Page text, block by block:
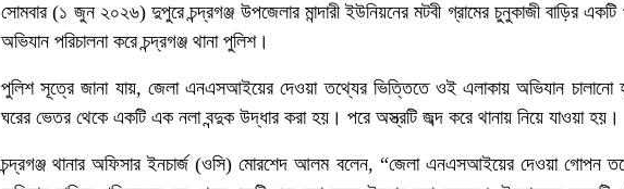
সোমবার (১ জুন ২০২৬) দুপুরে চন্দ্রগঞ্জ উপজেলার মান্দারী ইউনিয়নের মটবী গ্রামের চুনুকাজী বাড়ির
অভিযান পরিচালনা করে চন্দ্রগঞ্জ থানা পুলিশ।
পুলিশ সূত্রে জানা যায়, জেলা এনএসআইয়ের দেওয়া তথ্যের ভিত্তিতে ওই এলাকায় অভিযান চালানো
ঘরের ভেতর থেকে একটি এক নলা বন্দুক উদ্ধার করা হয়। পরে অস্ত্রটি জব্দ করে থানায় নিয়ে যাওয়া হয়।
চন্দ্রগঞ্জ থানার অফিসার ইনচার্জ (ওসি) মোরশেদ আলম বলেন, “জেলা এনএসআইয়ের দেওয়া গোপন